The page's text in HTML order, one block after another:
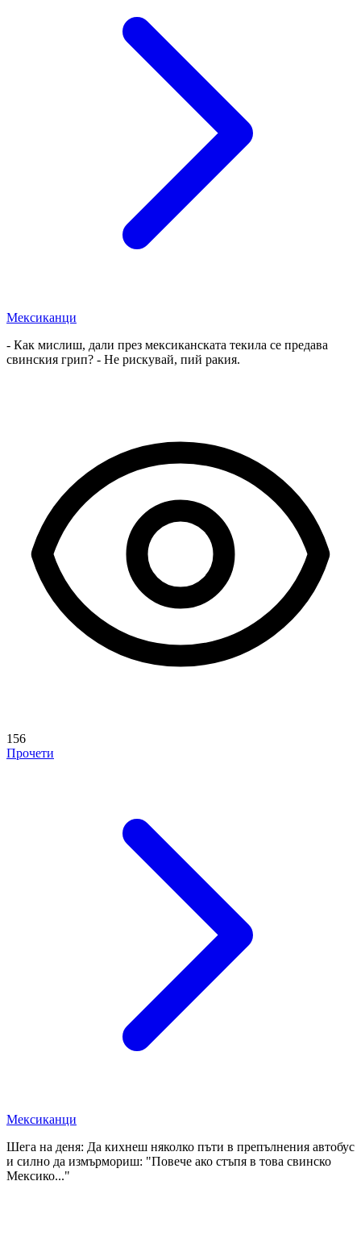
Мексиканци
- Как мислиш, дали през мексиканската текила се предава
свинския грип? - Не рискувай, пий ракия.
156
Прочети
Мексиканци
Шега на деня: Да кихнеш няколко пъти в препълнения автобус
и силно да измърмориш: "Повече ако стъпя в това свинско
Мексико..."